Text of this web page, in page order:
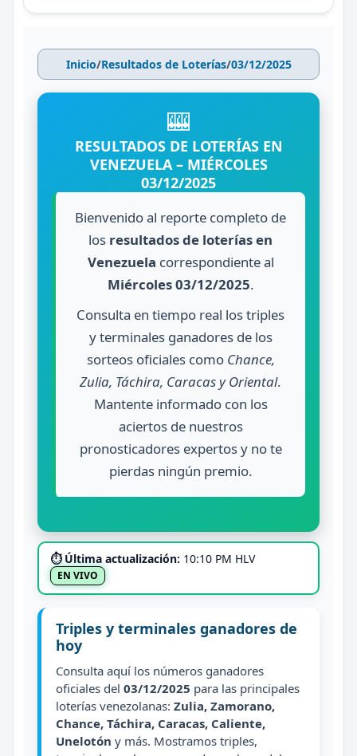
Inicio/Resultados de Loterías/03/12/2025
🎰
RESULTADOS DE LOTERÍAS EN
VENEZUELA – MIÉRCOLES
03/12/2025
Bienvenido al reporte completo de
los resultados de loterías en
Venezuela correspondiente al
Miércoles 03/12/2025.
Consulta en tiempo real los triples
y terminales ganadores de los
sorteos oficiales como Chance,
Zulia, Táchira, Caracas y Oriental.
Mantente informado con los
aciertos de nuestros
pronosticadores expertos y no te
pierdas ningún premio.
⏱ Última actualización: 10:10 PM HLV
EN VIVO
Triples y terminales ganadores de
hoy
Consulta aquí los números ganadores
oficiales del 03/12/2025 para las principales
loterías venezolanas: Zulia, Zamorano,
Chance, Táchira, Caracas, Caliente,
Unelotón y más. Mostramos triples,